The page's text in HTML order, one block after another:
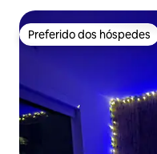
Preferido dos hóspedes
Preferido dos hóspedes